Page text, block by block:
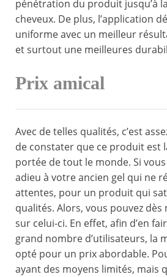
pénétration du produit jusqu’à
cheveux. De plus, l’application
uniforme avec un meilleur
et surtout une meilleures
Prix amical
Avec de telles qualités, c’est
de constater que ce produit est
portée de tout le monde. Si
adieu à votre ancien gel qui ne
attentes, pour un produit qui
qualités. Alors, vous pouvez
sur celui-ci. En effet, afin d’en
grand nombre d’utilisateurs, la
opté pour un prix abordable.
ayant des moyens limités, mais